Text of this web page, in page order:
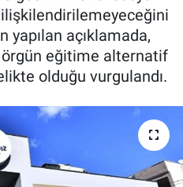
yapılan açıklamada,
eğitime alternatif
olduğu vurgulandı.